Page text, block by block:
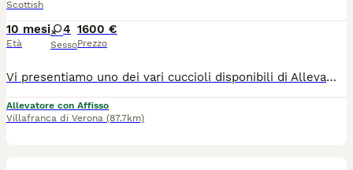
Scottish
10 mesi
Età
4
Sesso
1600 €
Prezzo
Vi presentiamo uno dei vari cuccioli disponibili di Allevamento Casa HD Von Panty 🐱 Tutti i nostri cuccioli vengono cresciuti per i primi mesi da noi affinché non raggiungono i 3 mesi d’età, momento a partire dal quale saranno pronti ad entrare a far parte della nuova famiglia. 🙋🏻‍♀️ Innamorarsi di questi cuccioli è molto facile. Per questo vi suggeriamo sempre di prenotare il cucciolo con largo anticipo. 🏠Venite a farci visita di persona presso il nostro Allevamento, sarà amore a prima vista ♥️ 💕Inoltre potremmo dialogare assieme per scoprire le vostre affinità con il cucciolo e darvi dei consigli per costruire una piacevole relazione felina. Ricordiamo che tutti i nostri cuccioli vengono ceduti con: 1) Contratto 2) libretto sanitario e Pedigree 3) Vaccinazioni e sverminazione 4) Microchip 5) Certificato di buona salute 6) Test genitori 7)Kit giochi e consigli comportamentali e alimentari per relazionarsi con il cucciolo I nostri cuccioli sono già educati al tiragraffi e all’uso della lettiera. Un animale è magia 🫶🏻 📍ci trovate a Villafranca di Verona in via Carlo Alberto, 44 oppure a Caselle di Sommacampagna in via della Pace, 12 ☎️ prendete appuntamento telefonico al 348 4095905 🛜 https://allevamentocasahdvonbaunty.com Ciao 🐾 Milena e Andrea 🐾
Allevatore con Affisso
Villafranca di Verona (87.7km)